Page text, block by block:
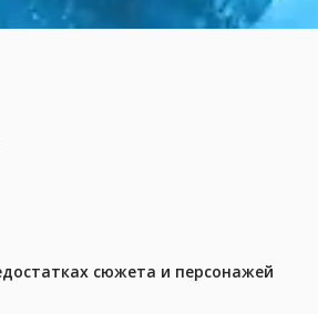
сюжета и персонажей